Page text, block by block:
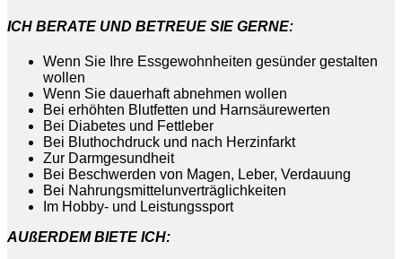
ICH BERATE UND BETREUE SIE GERNE:
Wenn Sie Ihre Essgewohnheiten gesünder gestalten
wollen
Wenn Sie dauerhaft abnehmen wollen
Bei erhöhten Blutfetten und Harnsäurewerten
Bei Diabetes und Fettleber
Bei Bluthochdruck und nach Herzinfarkt
Zur Darmgesundheit
Bei Beschwerden von Magen, Leber, Verdauung
Bei Nahrungsmittelunverträglichkeiten
Im Hobby- und Leistungssport
AUßERDEM BIETE ICH: